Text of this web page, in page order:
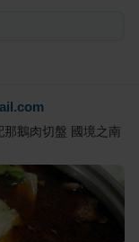
鵝肉切盤 國境之南